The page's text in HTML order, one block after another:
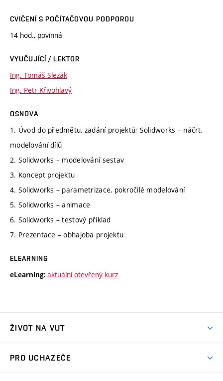
CVIČENÍ S POČÍTAČOVOU PODPOROU
14 hod., povinná
VYUČUJÍCÍ / LEKTOR
Ing. Tomáš Slezák
Ing. Petr Křivohlavý
OSNOVA
1. Úvod do předmětu, zadání projektů; Solidworks – náčrt,
modelování dílů
2. Solidworks – modelování sestav
3. Koncept projektu
4. Solidworks – parametrizace, pokročilé modelování
5. Solidworks – animace
6. Solidworks – testový příklad
7. Prezentace – obhajoba projektu
ELEARNING
eLearning: aktuální otevřený kurz
ŽIVOT NA VUT
PRO UCHAZEČE